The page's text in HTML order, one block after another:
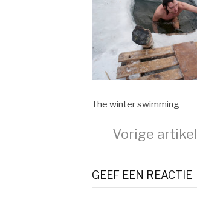
The winter swimming
Verder
lezen
Vorige artikel
GEEF EEN REACTIE